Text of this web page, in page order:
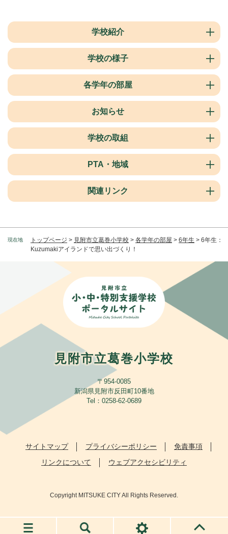
学校紹介
学校の様子
各学年の部屋
お知らせ
学校の取組
PTA・地域
関連リンク
現在地 トップページ > 見附市立葛巻小学校 > 各学年の部屋 > 6年生 > 6年生：
Kuzumakiアイランドで思い出づくり！
見附市立葛巻小学校
〒954-0085
新潟県見附市反田町10番地
​Tel：0258-62-0689
サイトマップ プライバシーポリシー
免責事項
リンクについて
ウェブアクセシビリティ
Copyright MITSUKE CITY All Rights Reserved.